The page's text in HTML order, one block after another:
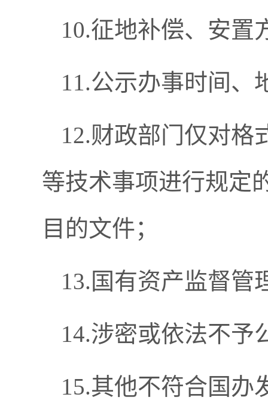
10.征地补偿、安置
11.公示办事时间、
12.财政部门仅对格
等技术事项进行规定
目的文件；
13.国有资产监督管
14.涉密或依法不予
15.其他不符合国办